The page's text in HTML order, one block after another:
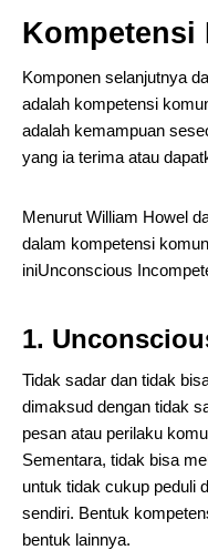
Kompetensi
Komponen selanjutnya
adalah kompetensi
adalah kemampuan
yang ia terima atau
Menurut William Howel
dalam kompetensi
iniUnconscious
1.
Tidak sadar dan tidak
dimaksud dengan tidak
pesan atau perilaku
Sementara, tidak bisa
untuk tidak cukup peduli
sendiri. Bentuk
bentuk lainnya.